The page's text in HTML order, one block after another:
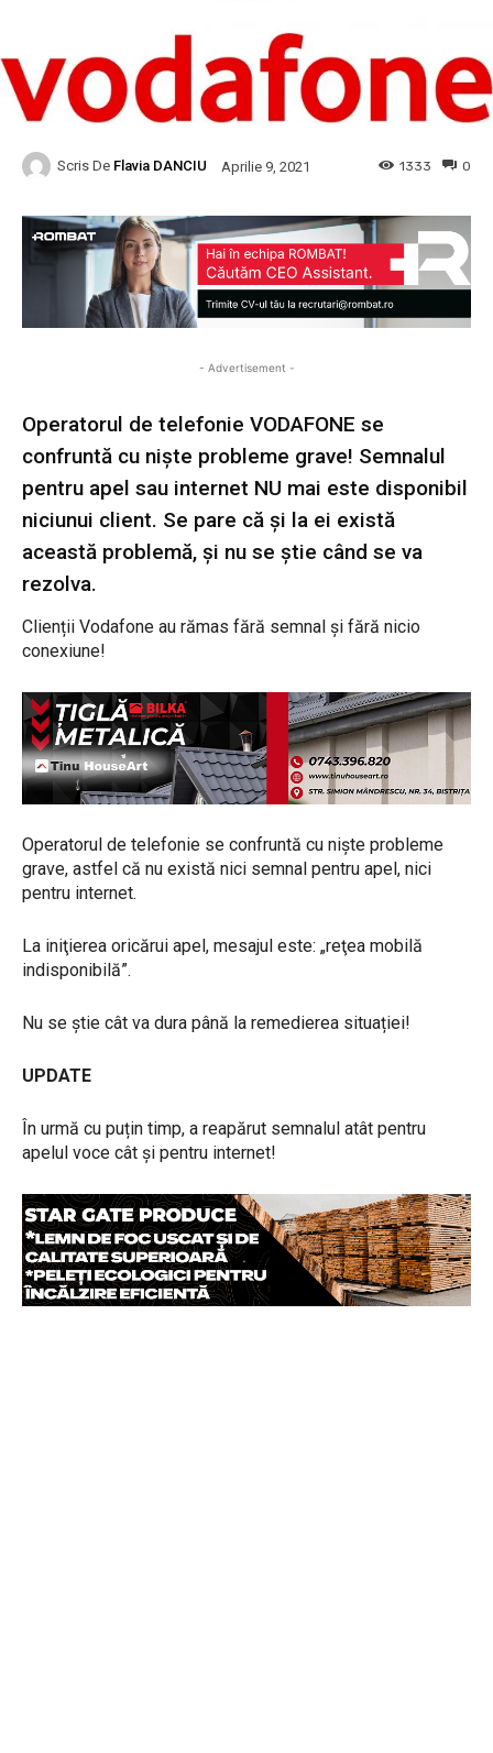
Scris De Flavia DANCIU Aprilie 9, 2021 0
1333
- Advertisement -
Operatorul de telefonie VODAFONE se
confruntă cu niște probleme grave! Semnalul
pentru apel sau internet NU mai este disponibil
niciunui client. Se pare că și la ei există
această problemă, și nu se știe când se va
rezolva.
Clienții Vodafone au rămas fără semnal și fără nicio
conexiune!
Operatorul de telefonie se confruntă cu niște probleme
grave, astfel că nu există nici semnal pentru apel, nici
pentru internet.
La iniţierea oricărui apel, mesajul este: „reţea mobilă
indisponibilă”.
Nu se știe cât va dura până la remedierea situației!
UPDATE
În urmă cu puțin timp, a reapărut semnalul atât pentru
apelul voce cât și pentru internet!